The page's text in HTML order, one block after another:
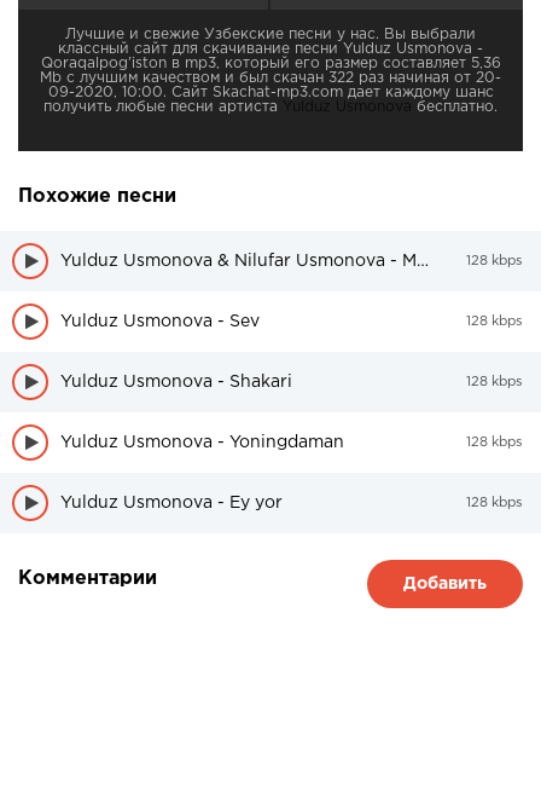
Лучшие и свежие Узбекские песни у нас. Вы выбрали
классный сайт для скачивание песни Yulduz Usmonova -
Qoraqalpog'iston в mp3, который его размер составляет 5,36
Mb с лучшим качеством и был скачан 322 раз начиная от 20-
09-2020, 10:00. Сайт Skachat-mp3.com дает каждому шанс
получить любые песни артиста
Yulduz Usmonova бесплатно.
Похожие песни
Yulduz Usmonova & Nilufar Usmonova - Men sen bilan qirolichaman 128 kbps
Yulduz Usmonova - Sev 128 kbps
Yulduz Usmonova - Shakari 128 kbps
Yulduz Usmonova - Yoningdaman 128 kbps
Yulduz Usmonova - Ey yor 128 kbps
Комментарии Добавить